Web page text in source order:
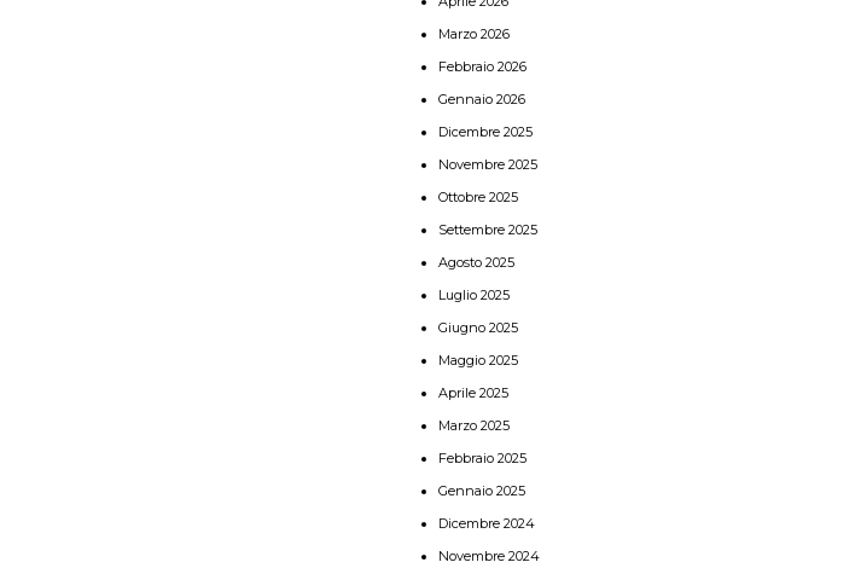
Marzo 2026
Febbraio 2026
Gennaio 2026
Dicembre 2025
Novembre 2025
Ottobre 2025
Settembre 2025
Agosto 2025
Luglio 2025
Giugno 2025
Maggio 2025
Aprile 2025
Marzo 2025
Febbraio 2025
Gennaio 2025
Dicembre 2024
Novembre 2024